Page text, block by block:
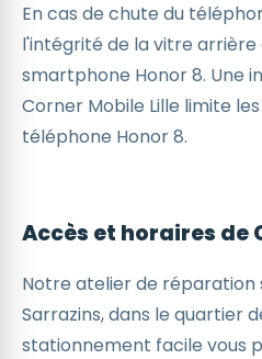
En cas de chute du
l'intégrité de la vitre
smartphone Honor 8. Une
Corner Mobile Lille limite
téléphone Honor 8.
Accès et horaires de
Notre atelier de réparation
Sarrazins, dans le quartier
stationnement facile vous